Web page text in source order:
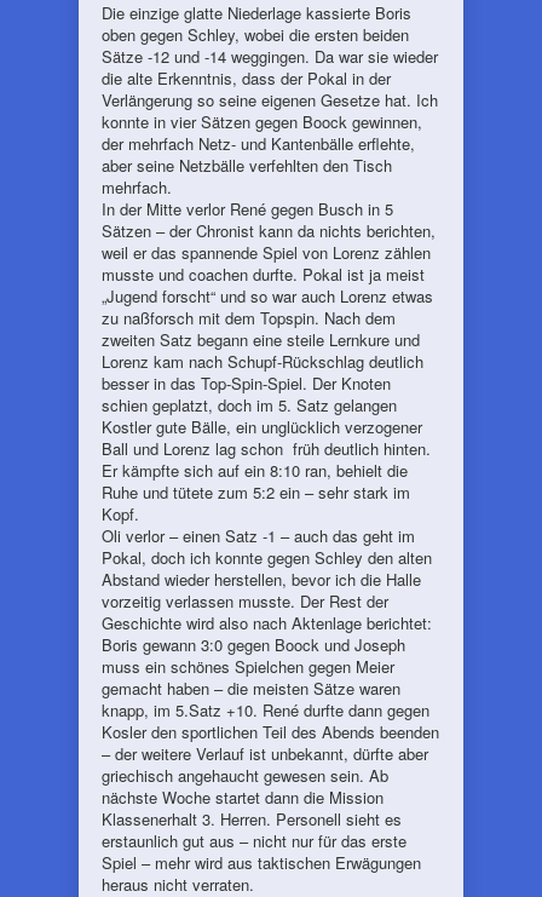
Die einzige glatte Niederlage kassierte Boris
oben gegen Schley, wobei die ersten beiden
Sätze -12 und -14 weggingen. Da war sie wieder
die alte Erkenntnis, dass der Pokal in der
Verlängerung so seine eigenen Gesetze hat. Ich
konnte in vier Sätzen gegen Boock gewinnen,
der mehrfach Netz- und Kantenbälle erflehte,
aber seine Netzbälle verfehlten den Tisch
mehrfach.
In der Mitte verlor René gegen Busch in 5
Sätzen – der Chronist kann da nichts berichten,
weil er das spannende Spiel von Lorenz zählen
musste und coachen durfte. Pokal ist ja meist
„Jugend forscht“ und so war auch Lorenz etwas
zu naßforsch mit dem Topspin. Nach dem
zweiten Satz begann eine steile Lernkure und
Lorenz kam nach Schupf-Rückschlag deutlich
besser in das Top-Spin-Spiel. Der Knoten
schien geplatzt, doch im 5. Satz gelangen
Kostler gute Bälle, ein unglücklich verzogener
Ball und Lorenz lag schon früh deutlich hinten.
Er kämpfte sich auf ein 8:10 ran, behielt die
Ruhe und tütete zum 5:2 ein – sehr stark im
Kopf.
Oli verlor – einen Satz -1 – auch das geht im
Pokal, doch ich konnte gegen Schley den alten
Abstand wieder herstellen, bevor ich die Halle
vorzeitig verlassen musste. Der Rest der
Geschichte wird also nach Aktenlage berichtet:
Boris gewann 3:0 gegen Boock und Joseph
muss ein schönes Spielchen gegen Meier
gemacht haben – die meisten Sätze waren
knapp, im 5.Satz +10. René durfte dann gegen
Kosler den sportlichen Teil des Abends beenden
– der weitere Verlauf ist unbekannt, dürfte aber
griechisch angehaucht gewesen sein. Ab
nächste Woche startet dann die Mission
Klassenerhalt 3. Herren. Personell sieht es
erstaunlich gut aus – nicht nur für das erste
Spiel – mehr wird aus taktischen Erwägungen
heraus nicht verraten.